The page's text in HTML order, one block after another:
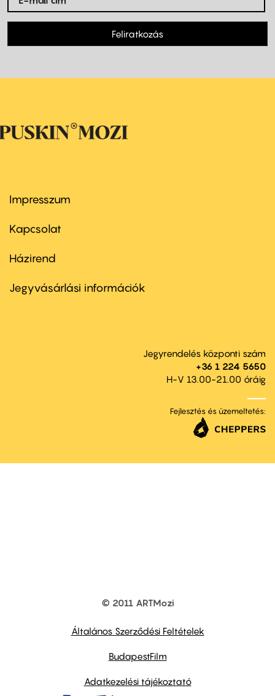
Feliratkozás
Footer
first
Impresszum
Kapcsolat
Footer
second
Házirend
Jegyvásárlási információk
Jegyrendelés központi szám
+36 1 224 5650
H-V 13.00-21.00 óráig
Fejlesztés és üzemeltetés:
© 2011 ARTMozi
Általános Szerződési Feltételek
BudapestFilm
Adatkezelési tájékoztató